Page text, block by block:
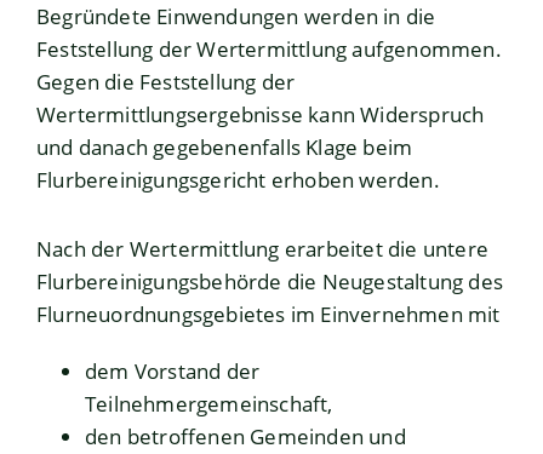
Begründete Einwendungen werden in die
Feststellung der Wertermittlung aufgenommen.
Gegen die Feststellung der
Wertermittlungsergebnisse kann Widerspruch
und danach gegebenenfalls Klage beim
Flurbereinigungsgericht erhoben werden.
Nach der Wertermittlung erarbeitet die untere
Flurbereinigungsbehörde die Neugestaltung des
Flurneuordnungsgebietes im Einvernehmen mit
dem Vorstand der
Teilnehmergemeinschaft,
den betroffenen Gemeinden und